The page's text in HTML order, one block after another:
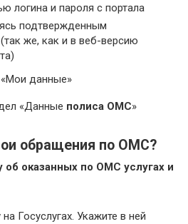
логина и пароля с портала
подтвержденным
же, как и в веб-версию
данные»
«Данные полиса ОМС»
обращения по ОМС?
об оказанных по ОМС услугах и
Госуслугах. Укажите в ней